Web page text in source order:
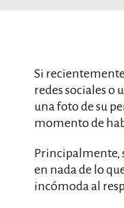
Si
redes sociales o
una foto de su
momento de
Principalmente,
en nada de lo
incómoda al